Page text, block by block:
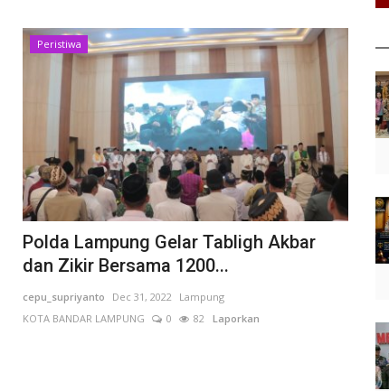
Peristiwa
Polda Lampung Gelar Tabligh Akbar
dan Zikir Bersama 1200...
cepu_supriyanto Dec 31, 2022
Lampung
KOTA BANDAR LAMPUNG
0 82 Laporkan